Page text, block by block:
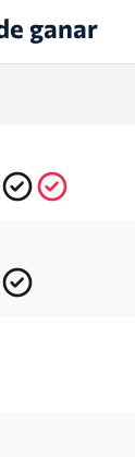
ganar